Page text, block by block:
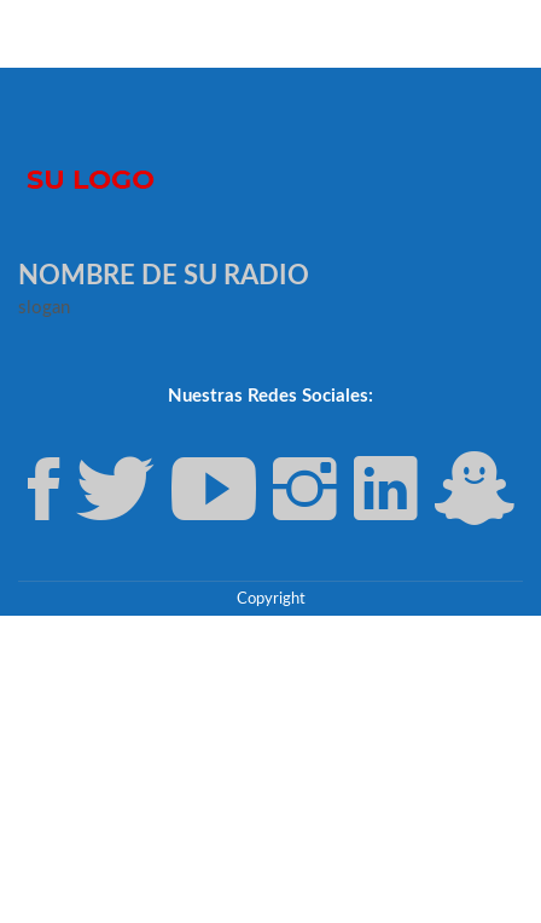
NOMBRE DE SU RADIO
slogan
Nuestras Redes Sociales:
Copyright